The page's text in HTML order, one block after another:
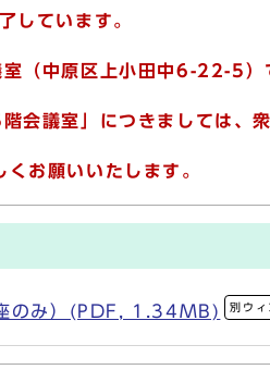
しています。
（中原区上小田中6-22-5）
会議室」につきましては、
お願いいたします。
のみ）(PDF, 1.34MB) 別ウィ